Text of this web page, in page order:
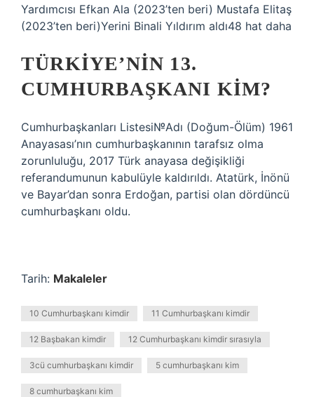
Yardımcısı Efkan Ala (2023’ten beri) Mustafa Elitaş
(2023’ten beri)Yerini Binali Yıldırım aldı48 hat daha
TÜRKIYE’NIN 13.
CUMHURBAŞKANI KIM?
Cumhurbaşkanları Listesi№Adı (Doğum-Ölüm) 1961
Anayasası’nın cumhurbaşkanının tarafsız olma
zorunluluğu, 2017 Türk anayasa değişikliği
referandumunun kabulüyle kaldırıldı. Atatürk, İnönü
ve Bayar’dan sonra Erdoğan, partisi olan dördüncü
cumhurbaşkanı oldu.
Tarih: Makaleler
10 Cumhurbaşkanı kimdir 11 Cumhurbaşkanı kimdir
12 Başbakan kimdir 12 Cumhurbaşkanı kimdir sırasıyla
3cü cumhurbaşkanı kimdir 5 cumhurbaşkanı kim
8 cumhurbaşkanı kim